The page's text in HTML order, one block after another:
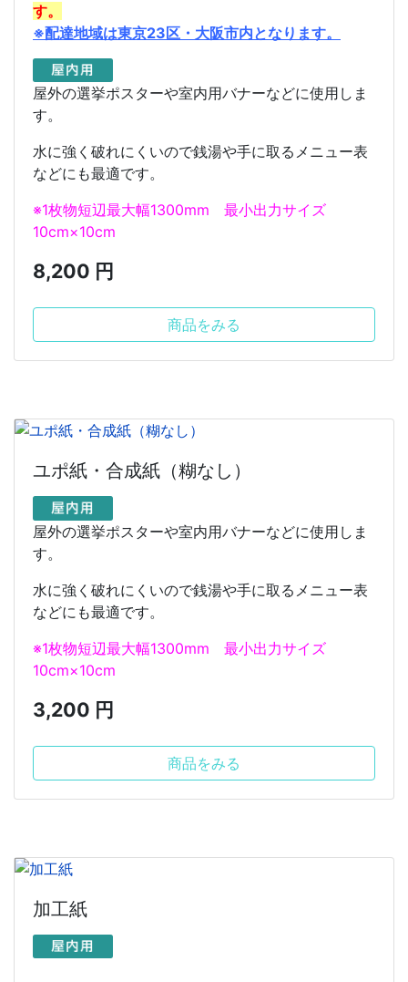
す。
※配達地域は東京23区・大阪市内となります。
屋外の選挙ポスターや室内用バナーなどに使用しま
す。
水に強く破れにくいので銭湯や手に取るメニュー表
などにも最適です。
※1枚物短辺最大幅1300mm 最小出力サイズ
10cm×10cm
8,200 円
商品をみる
ユポ紙・合成紙（糊なし）
屋外の選挙ポスターや室内用バナーなどに使用しま
す。
水に強く破れにくいので銭湯や手に取るメニュー表
などにも最適です。
※1枚物短辺最大幅1300mm 最小出力サイズ
10cm×10cm
3,200 円
商品をみる
加工紙